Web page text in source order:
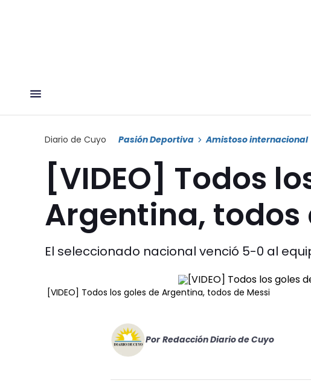
Diario de Cuyo Pasión Deportiva Amistoso internacional
[VIDEO] Todos
Argentina, todos
El seleccionado nacional venció 5-0 al
[VIDEO] Todos los goles de Argentina, todos de Messi
Por Redacción Diario de Cuyo